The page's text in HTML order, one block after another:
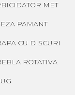
MET
PAMANT
CU DISCURI
ROTATIVA